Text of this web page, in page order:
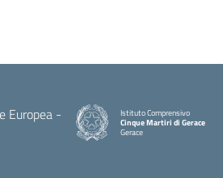
Istituto Comprensivo
Cinque Martiri di Gerace
Gerace